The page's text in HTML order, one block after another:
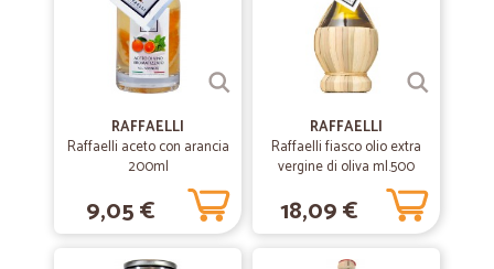
—Ludovica C.
Prima esperienza
piacere di scoprire un supermercatonon vicino a me che fa consegne
anche nella mia zona. Bello, moderno e del futuro. Grazie
20/06/2020
Marta C.
Tutto perfetto
RAFFAELLI
Raffaelli aceto con arancia
200ml
9,05 €
RAFFAELLI
Raffaelli fiasco olio extra
vergine di oliva ml.500
18,09 €